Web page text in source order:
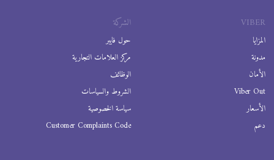
VIBER
المزايا
مدونة
الأمان
Viber Out
الأسعار
دعم
الشركة
حول فايبر
مركز العلامات التجارية
الوظائف
الشروط والسياسات
سياسة الخصوصية
Customer Complaints Code